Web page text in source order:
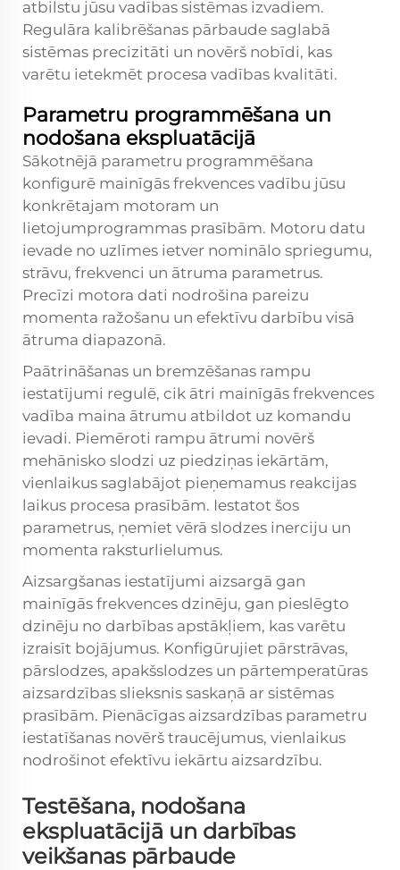
atbilstu jūsu vadības sistēmas izvadiem.
Regulāra kalibrēšanas pārbaude saglabā
sistēmas precizitāti un novērš nobīdi, kas
varētu ietekmēt procesa vadības kvalitāti.
Parametru programmēšana un
nodošana ekspluatācijā
Sākotnējā parametru programmēšana
konfigurē mainīgās frekvences vadību jūsu
konkrētajam motoram un
lietojumprogrammas prasībām. Motoru datu
ievade no uzlīmes ietver nominālo spriegumu,
strāvu, frekvenci un ātruma parametrus.
Precīzi motora dati nodrošina pareizu
momenta ražošanu un efektīvu darbību visā
ātruma diapazonā.
Paātrināšanas un bremzēšanas rampu
iestatījumi regulē, cik ātri mainīgās frekvences
vadība maina ātrumu atbildot uz komandu
ievadi. Piemēroti rampu ātrumi novērš
mehānisko slodzi uz piedziņas iekārtām,
vienlaikus saglabājot pieņemamus reakcijas
laikus procesa prasībām. Iestatot šos
parametrus, ņemiet vērā slodzes inerciju un
momenta raksturlielumus.
Aizsargšanas iestatījumi aizsargā gan
mainīgās frekvences dzinēju, gan pieslēgto
dzinēju no darbības apstākļiem, kas varētu
izraisīt bojājumus. Konfigūrujiet pārstrāvas,
pārslodzes, apakšslodzes un pārtemperatūras
aizsardzības slieksnis saskaņā ar sistēmas
prasībām. Pienācīgas aizsardzības parametru
iestatīšanas novērš traucējumus, vienlaikus
nodrošinot efektīvu iekārtu aizsardzību.
Testēšana, nodošana
ekspluatācijā un darbības
veikšanas pārbaude